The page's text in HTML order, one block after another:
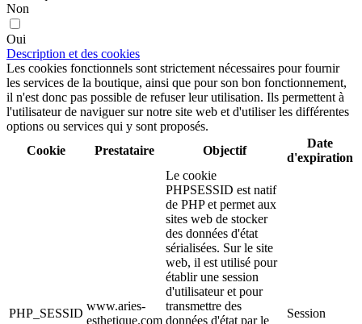
Non
Oui
Description et des cookies
Les cookies fonctionnels sont strictement nécessaires pour fournir
les services de la boutique, ainsi que pour son bon fonctionnement,
il n'est donc pas possible de refuser leur utilisation. Ils permettent à
l'utilisateur de naviguer sur notre site web et d'utiliser les différentes
options ou services qui y sont proposés.
Cookie
Prestataire Objectif
Date
d'expiration
PHP_SESSID
www.aries-
esthetique.com
Le cookie
PHPSESSID est natif
de PHP et permet aux
sites web de stocker
des données d'état
sérialisées. Sur le site
web, il est utilisé pour
établir une session
d'utilisateur et pour
transmettre des
données d'état par le
Session